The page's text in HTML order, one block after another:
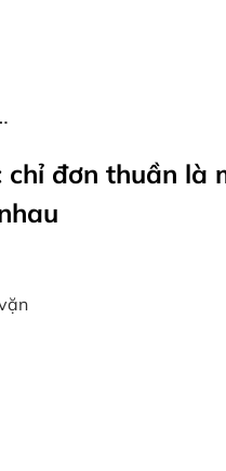
đơn thuần là